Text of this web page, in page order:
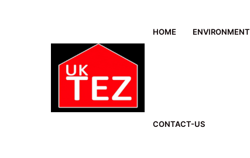
HOME ENVIRONMENT
CONTACT-US